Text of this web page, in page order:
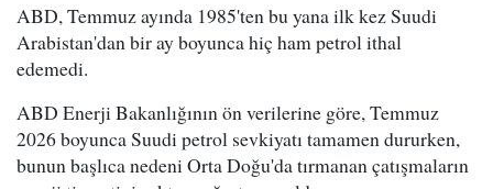
ABD, Temmuz ayında 1985'ten bu yana ilk kez Suudi
Arabistan'dan bir ay boyunca hiç ham petrol ithal
edemedi.
ABD Enerji Bakanlığının ön verilerine göre, Temmuz
2026 boyunca Suudi petrol sevkiyatı tamamen dururken,
bunun başlıca nedeni Orta Doğu'da tırmanan çatışmaların